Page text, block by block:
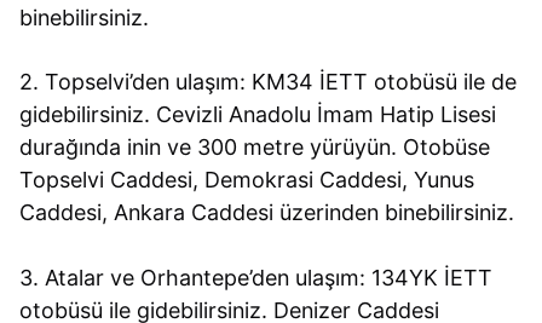
binebilirsiniz.
2. Topselvi’den ulaşım: KM34 İETT otobüsü ile de
gidebilirsiniz. Cevizli Anadolu İmam Hatip Lisesi
durağında inin ve 300 metre yürüyün. Otobüse
Topselvi Caddesi, Demokrasi Caddesi, Yunus
Caddesi, Ankara Caddesi üzerinden binebilirsiniz.
3. Atalar ve Orhantepe’den ulaşım: 134YK İETT
otobüsü ile gidebilirsiniz. Denizer Caddesi